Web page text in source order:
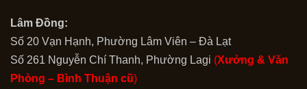
Lâm Đồng:
Số 20 Vạn Hạnh, Phường Lâm Viên – Đà Lạt
Số 261 Nguyễn Chí Thanh, Phường Lagi (Xưởng & Văn
Phòng – Bình Thuận cũ)